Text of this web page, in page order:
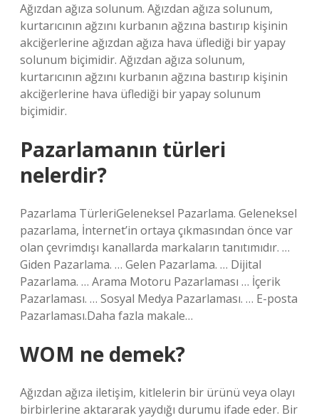
Ağızdan ağıza solunum. Ağızdan ağıza solunum,
kurtarıcının ağzını kurbanın ağzına bastırıp kişinin
akciğerlerine ağızdan ağıza hava üflediği bir yapay
solunum biçimidir. Ağızdan ağıza solunum,
kurtarıcının ağzını kurbanın ağzına bastırıp kişinin
akciğerlerine hava üflediği bir yapay solunum
biçimidir.
Pazarlamanın türleri
nelerdir?
Pazarlama TürleriGeleneksel Pazarlama. Geleneksel
pazarlama, İnternet’in ortaya çıkmasından önce var
olan çevrimdışı kanallarda markaların tanıtımıdır. …
Giden Pazarlama. … Gelen Pazarlama. … Dijital
Pazarlama. … Arama Motoru Pazarlaması … İçerik
Pazarlaması. … Sosyal Medya Pazarlaması. … E-posta
Pazarlaması.Daha fazla makale…
WOM ne demek?
Ağızdan ağıza iletişim, kitlelerin bir ürünü veya olayı
birbirlerine aktararak yaydığı durumu ifade eder. Bir